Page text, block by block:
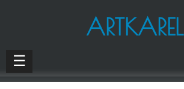
ARTKAREL
☰